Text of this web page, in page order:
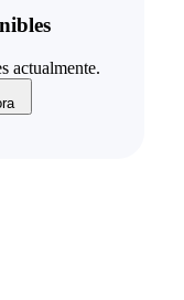
actualmente.